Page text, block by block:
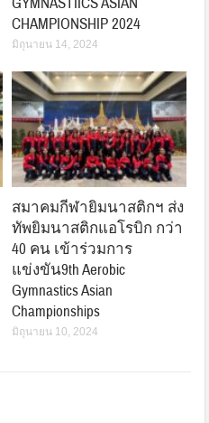
CHAMPIONSHIP 2024
มิถุนายน 14, 2024
สมาคมกีฬายิมนาสติกฯ ส่ง
ทัพยิมนาสติกแอโรบิก กว่า
40 คน เข้าร่วมการ
แข่งขัน9th Aerobic
Gymnastics Asian
Championships
มิถุนายน 10, 2024